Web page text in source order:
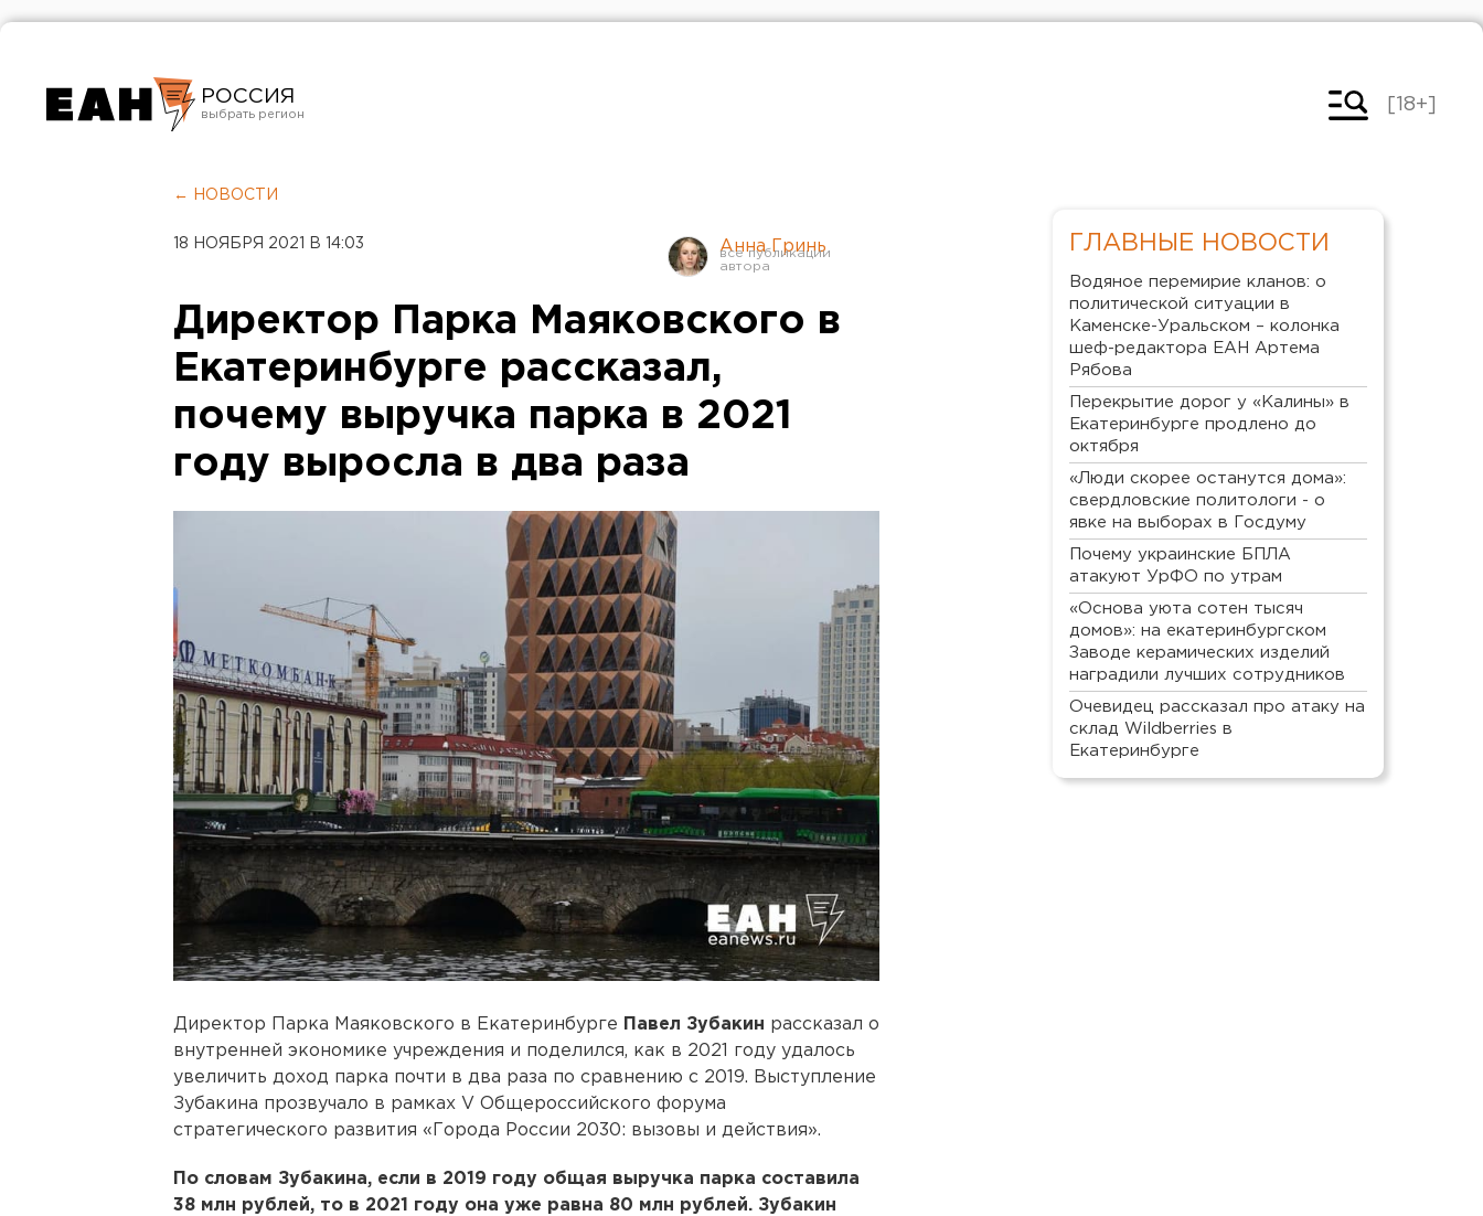
РОССИЯ
Челябинск
[18+]
← НОВОСТИ
18 НОЯБРЯ 2021 В 14:03 Анна Гринь
Директор Парка Маяковского в
Екатеринбурге рассказал,
почему выручка парка в 2021
году выросла в два раза
Директор Парка Маяковского в Екатеринбурге Павел Зубакин рассказал о
внутренней экономике учреждения и поделился, как в 2021 году удалось
увеличить доход парка почти в два раза по сравнению с 2019. Выступление
Зубакина прозвучало в рамках V Общероссийского форума
стратегического развития «Города России 2030: вызовы и действия».
По словам Зубакина, если в 2019 году общая выручка парка составила
38 млн рублей, то в 2021 году она уже равна 80 млн рублей. Зубакин
ГЛАВНЫЕ НОВОСТИ
Водяное перемирие кланов: о
политической ситуации в
Каменске-Уральском – колонка
шеф-редактора ЕАН Артема
Рябова
Перекрытие дорог у «Калины» в
Екатеринбурге продлено до
октября
«Люди скорее останутся дома»:
свердловские политологи - о
явке на выборах в Госдуму
Почему украинские БПЛА
атакуют УрФО по утрам
«Основа уюта сотен тысяч
домов»: на екатеринбургском
Заводе керамических изделий
наградили лучших сотрудников
Очевидец рассказал про атаку на
склад Wildberries в
Екатеринбурге